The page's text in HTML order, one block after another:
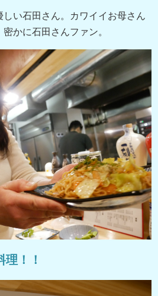
い石田さん。カワイイお母さん
かに石田さんファン。
！！